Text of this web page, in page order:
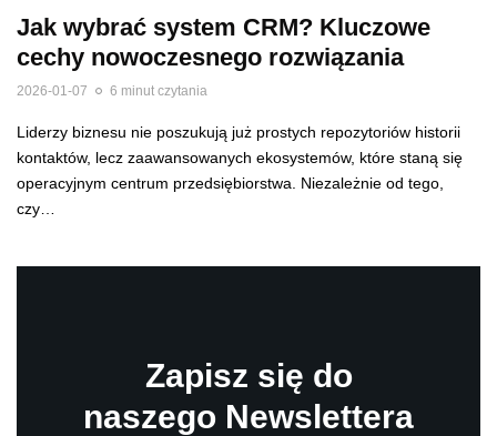
Jak wybrać system CRM? Kluczowe
cechy nowoczesnego rozwiązania
2026-01-07 6 minut czytania
Liderzy biznesu nie poszukują już prostych repozytoriów historii
kontaktów, lecz zaawansowanych ekosystemów, które staną się
operacyjnym centrum przedsiębiorstwa. Niezależnie od tego,
czy…
Zapisz się do
naszego Newslettera